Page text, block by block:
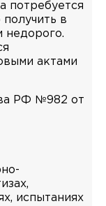
потребуется
в
недорого.
актами
РФ №982 от
испытаниях